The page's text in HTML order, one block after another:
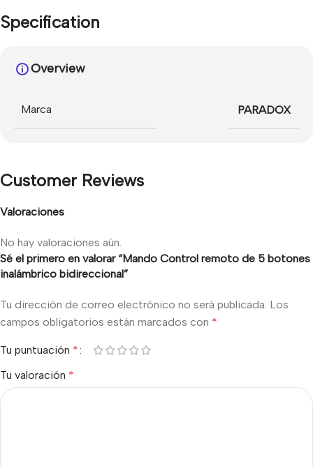
Specification
Overview
Marca PARADOX
Customer Reviews
Valoraciones
No hay valoraciones aún.
Sé el primero en valorar “Mando Control remoto de 5 botones
inalámbrico bidireccional”
Tu dirección de correo electrónico no será publicada. Los
campos obligatorios están marcados con *
Tu puntuación *
Tu valoración *